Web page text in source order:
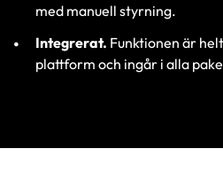
med manuell styrning.
Integrerat. Funktionen är
plattform och ingår i alla